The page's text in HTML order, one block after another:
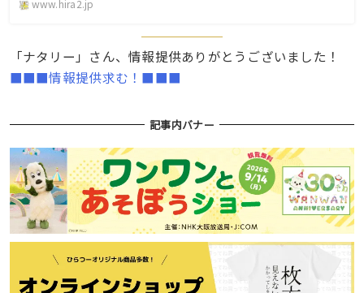
www.hira2.jp
「ナタリー」さん、情報提供ありがとうございました！
■■■情報提供求む！■■■
記事内バナー